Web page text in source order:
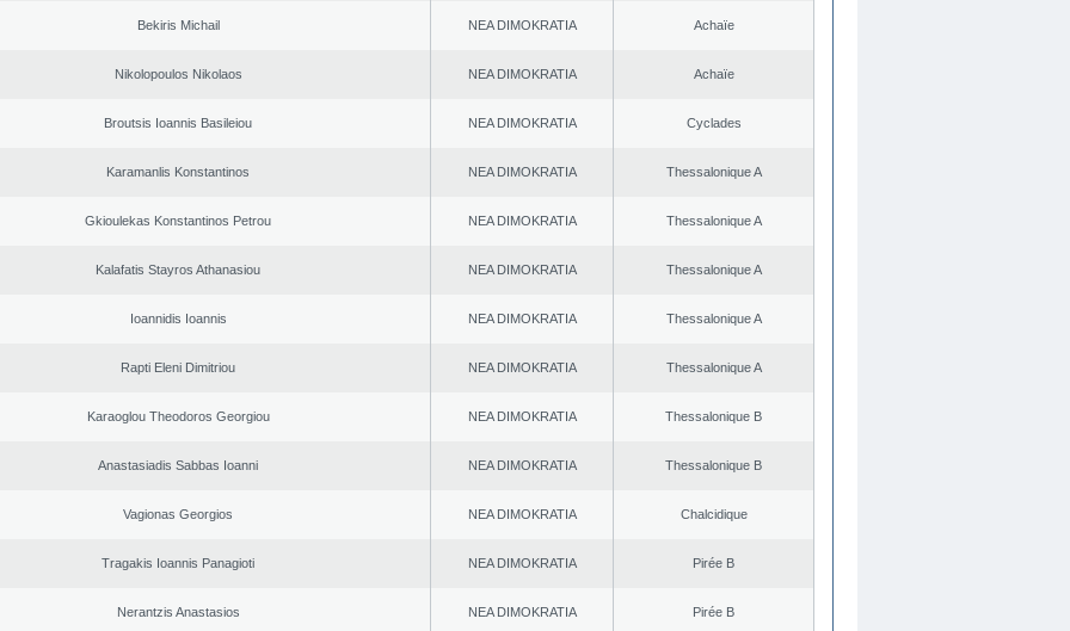
Bekiris Michail NEA DΙMOKRATIA Achaïe
Nikolopoulos Nikolaos NEA DΙMOKRATIA Achaïe
Broutsis Ioannis Basileiou NEA DΙMOKRATIA Cyclades
Karamanlis Konstantinos NEA DΙMOKRATIA Thessalonique A
Gkioulekas Konstantinos Petrou NEA DΙMOKRATIA Thessalonique A
Kalafatis Stayros Athanasiou NEA DΙMOKRATIA Thessalonique A
Ioannidis Ioannis NEA DΙMOKRATIA Thessalonique A
Rapti Eleni Dimitriou NEA DΙMOKRATIA Thessalonique A
Karaoglou Theodoros Georgiou NEA DΙMOKRATIA Thessalonique B
Anastasiadis Sabbas Ioanni NEA DΙMOKRATIA Thessalonique B
Vagionas Georgios NEA DΙMOKRATIA Chalcidique
Tragakis Ioannis Panagioti NEA DΙMOKRATIA Pirée B
Nerantzis Anastasios NEA DΙMOKRATIA Pirée B